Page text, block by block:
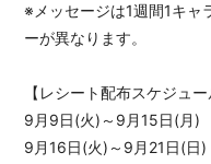
※メッセージは1週間1キャ
ーが異なります。
【レシート配布スケジュー
9月9日(火)～9月15日(月
9月16日(火)～9月21日(